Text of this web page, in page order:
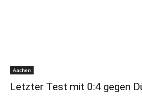
Aachen
Letzter Test mit 0:4 gegen